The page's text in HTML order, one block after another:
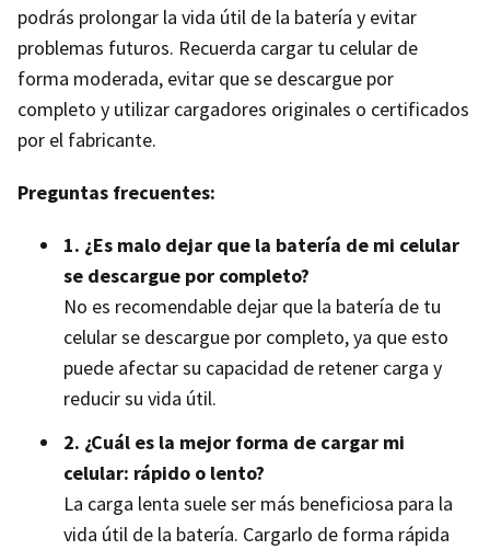
podrás prolongar la vida útil de la batería y evitar
problemas futuros. Recuerda cargar tu celular de
forma moderada, evitar que se descargue por
completo y utilizar cargadores originales o certificados
por el fabricante.
Preguntas frecuentes:
1. ¿Es malo dejar que la batería de mi celular
se descargue por completo?
No es recomendable dejar que la batería de tu
celular se descargue por completo, ya que esto
puede afectar su capacidad de retener carga y
reducir su vida útil.
2. ¿Cuál es la mejor forma de cargar mi
celular: rápido o lento?
La carga lenta suele ser más beneficiosa para la
vida útil de la batería. Cargarlo de forma rápida